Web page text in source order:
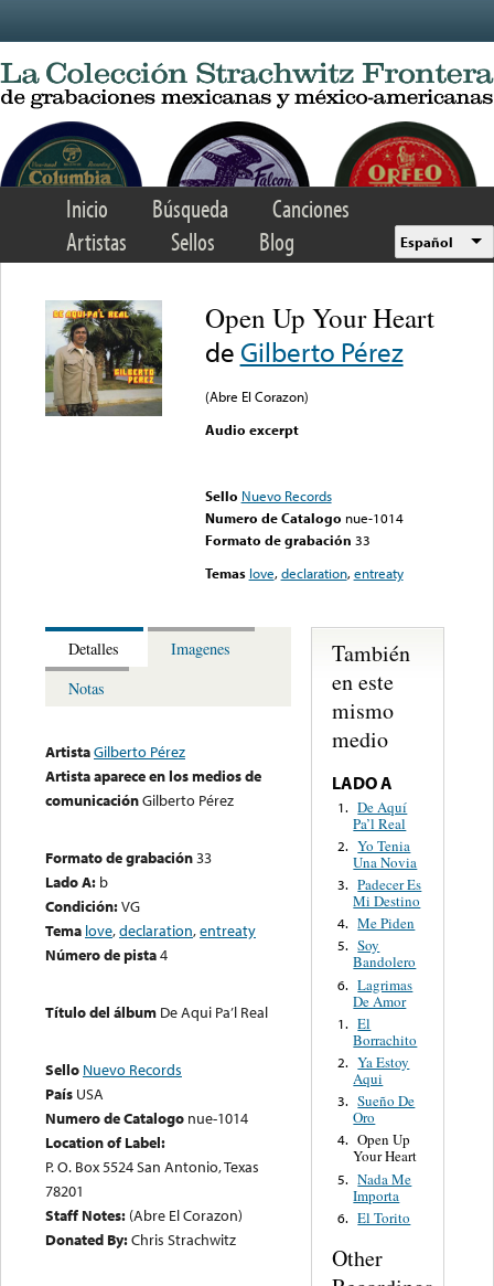
Inicio Búsqueda
Canciones
Artistas
Sellos Blog Español
Open Up Your Heart
de Gilberto Pérez
(Abre El Corazon)
Audio excerpt
Sello Nuevo Records
Numero de Catalogo nue-1014
Formato de grabación 33
Temas love,declaration,entreaty
Detalles
Imagenes
Notas
ArtistaGilberto Pérez
Artista aparece en los medios de
comunicaciónGilberto Pérez
Formato de grabación33
Lado A: b
Condición:VG
Tema love,declaration,entreaty
Número de pista4
Título del álbum De Aqui Pa’l Real
Sello Nuevo Records
País USA
Numero de Catalogo nue-1014
Location of Label:
P. O. Box 5524 San Antonio, Texas
78201
Staff Notes: (Abre El Corazon)
Donated By:Chris Strachwitz
También
en este
mismo
medio
LADO A
1. De Aquí
Pa’l Real
2. Yo Tenia
Una Novia
3. Padecer Es
Mi Destino
4. Me Piden
5. Soy
Bandolero
6. Lagrimas
De Amor
1. El
Borrachito
2. Ya Estoy
Aqui
3. Sueño De
Oro
4. Open Up
Your Heart
5. Nada Me
Importa
6. El Torito
Other